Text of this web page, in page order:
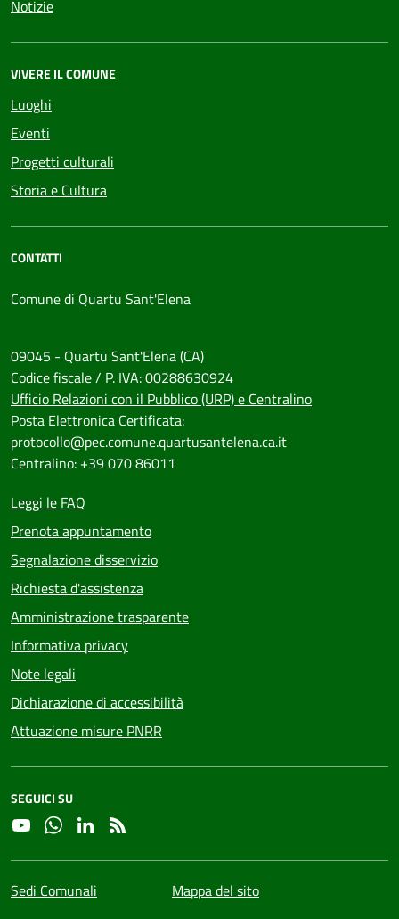
Notizie
VIVERE IL COMUNE
Luoghi
Eventi
Progetti culturali
Storia e Cultura
CONTATTI
Comune di Quartu Sant'Elena
09045 - Quartu Sant'Elena (CA)
Codice fiscale / P. IVA: 00288630924
Ufficio Relazioni con il Pubblico (URP) e Centralino
Posta Elettronica Certificata:
protocollo@pec.comune.quartusantelena.ca.it
Centralino: +39 070 86011
Leggi le FAQ
Prenota appuntamento
Segnalazione disservizio
Richiesta d'assistenza
Amministrazione trasparente
Informativa privacy
Note legali
Dichiarazione di accessibilità
Attuazione misure PNRR
SEGUICI SU
YouTubeWhatsapp
Linkedin
Sedi Comunali Mappa del sito